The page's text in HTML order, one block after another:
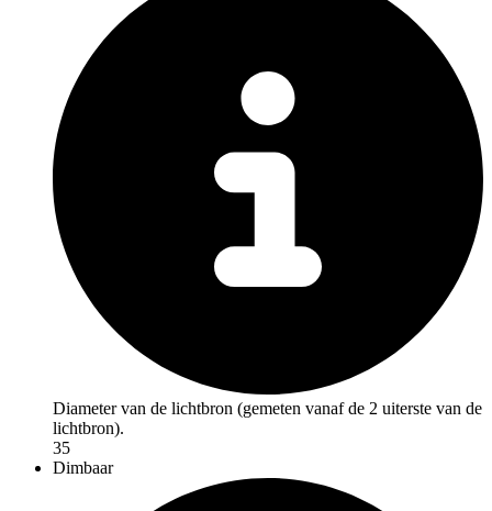
Diameter van de lichtbron (gemeten vanaf de 2 uiterste van de
lichtbron).
35
Dimbaar